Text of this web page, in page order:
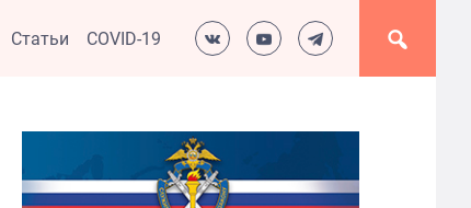
Статьи COVID-19